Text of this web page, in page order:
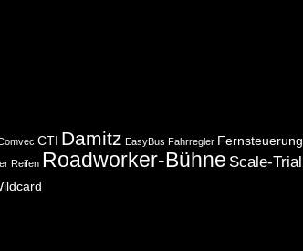
CTI Damitz EasyBus Fahrregler Fernsteuerung
Reifen Roadworker-Bühne Scale-Trial